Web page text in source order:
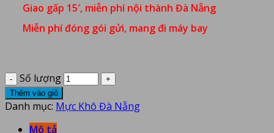
Giao gấp 15′, miễn phí nội thành Đà Nẵng
Miễn phí đóng gói gửi, mang đi máy bay
Số lượng
Thêm vào giỏ
Danh mục: Mực Khô Đà Nẵng
Mô tả